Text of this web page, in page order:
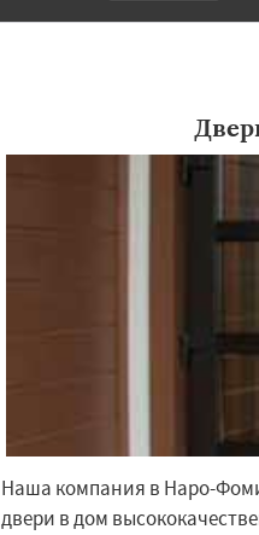
Наша компания в Наро-
двери в дом